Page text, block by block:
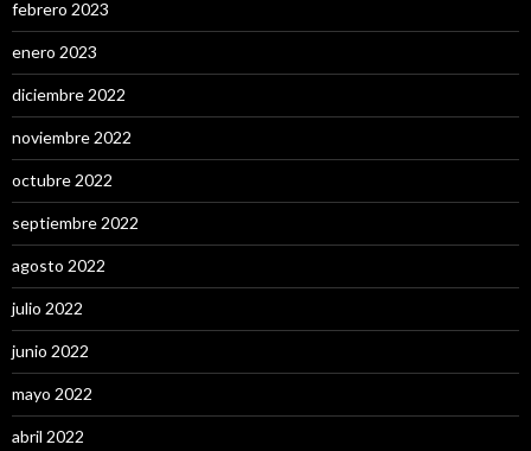
febrero 2023
enero 2023
diciembre 2022
noviembre 2022
octubre 2022
septiembre 2022
agosto 2022
julio 2022
junio 2022
mayo 2022
abril 2022